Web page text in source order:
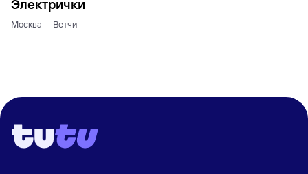
Электрички
Москва — Ветчи